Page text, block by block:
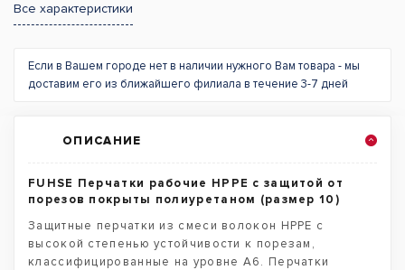
Все характеристики
Если в Вашем городе нет в наличии нужного Вам товара - мы
доставим его из ближайшего филиала в течение 3-7 дней
ОПИСАНИЕ
FUHSE Перчатки рабочие HPPE с защитой от
порезов покрыты полиуретаном (размер 10)
Защитные перчатки из смеси волокон HPPE с
высокой степенью устойчивости к порезам,
классифицированные на уровне A6. Перчатки